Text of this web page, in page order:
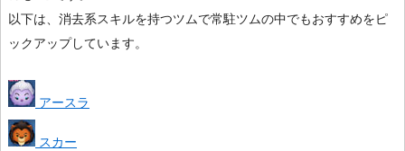
以下は、消去系スキルを持つツムで常駐ツムの中でもおすすめをピ
ックアップしています。
アースラ
スカー